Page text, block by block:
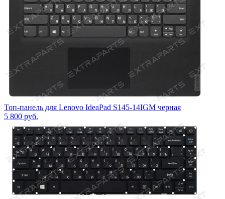
Топ-панель для Lenovo IdeaPad S145-14IGM черная
5 800 руб.